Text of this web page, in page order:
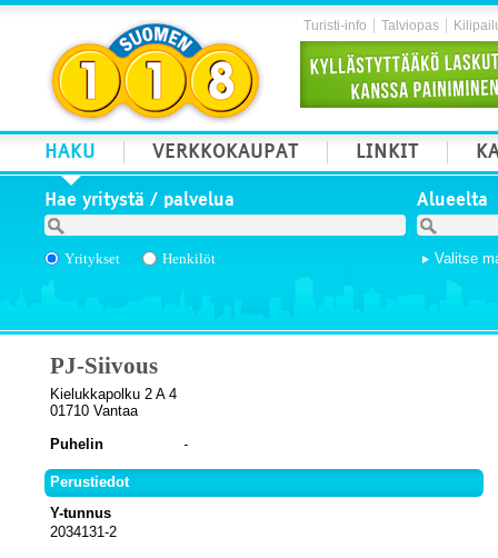
Turisti-info Talviopas
HAKU VERKKOKAUPAT LINKIT
Hae yritystä / palvelua
Yritykset Henkilöt
Alueelta
Valitse
PJ-Siivous
Kielukkapolku 2 A 4
01710 Vantaa
Puhelin
Perustiedot
Y-tunnus
2034131-2